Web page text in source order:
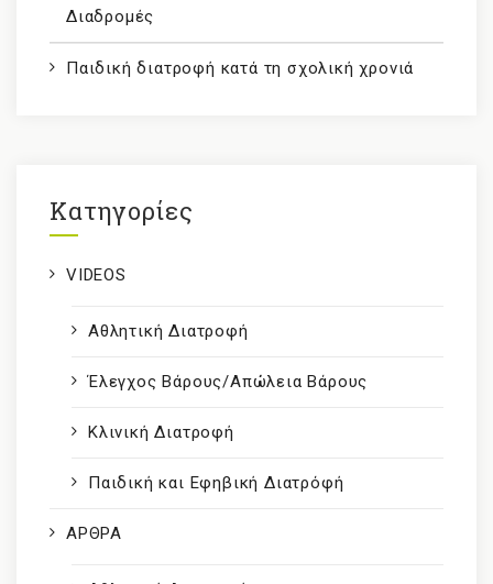
Διαδρομές
Παιδική διατροφή κατά τη σχολική χρονιά
Kατηγορίες
VIDEOS
Αθλητική Διατροφή
Έλεγχος Βάρους/Απώλεια Βάρους
Κλινική Διατροφή
Παιδική και Εφηβική Διατρόφή
ΑΡΘΡΑ